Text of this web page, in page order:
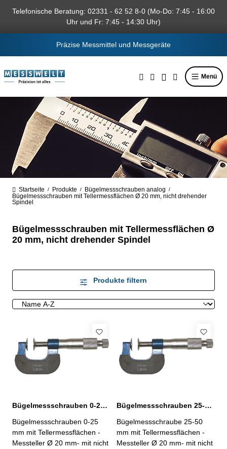
springen
Telefonische Beratung: 02331 - 62 52 8-0 (Mo-Do: 7:45 - 16:00
Uhr und Fr: 7:45 - 14:30 Uhr)
Präzise Messmittel und Messgeräte
Menü
Startseite / Produkte / Bügelmessschrauben analog /
Bügelmessschrauben mit Tellermessflächen Ø 20 mm, nicht drehender
Spindel
Bügelmessschrauben mit Tellermessflächen Ø
20 mm, nicht drehender Spindel
Produkte filtern
Bügelmessschrauben 0-25 mm mit Tellermessflächen Ø 20 mm
Bügelmessschrauben 0-25
mm mit Tellermessflächen -
Messteller Ø 20 mm- mit nicht
Bügelmessschrauben 25-50 mm mit Tellermessflächen Ø 20 mm
Bügelmessschraube 25-50
mm mit Tellermessflächen -
Messteller Ø 20 mm- mit nicht